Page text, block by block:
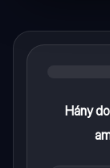
Hány